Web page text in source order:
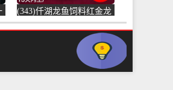
(343)仟湖龙鱼饲料红金龙
鱼饲料专用鱼食银龙鱼饲
料活体热带-虾饲料(毅邦
旗舰店仅售32.9元)